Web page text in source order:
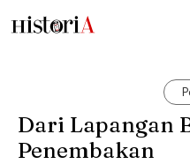
Dari Lapangan
Penembakan